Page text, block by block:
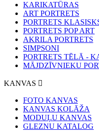
KARIKATŪRAS
ART PORTRETS
PORTRETS
PORTRETS POP ART
AKRILA PORTRETS
SIMPSONI
PORTRETS TĒLĀ -
MĀJDZĪVNIEKU
KANVAS
FOTO KANVAS
KANVAS KOLĀŽA
MODUĻU KANVAS
GLEZNU KATALOG